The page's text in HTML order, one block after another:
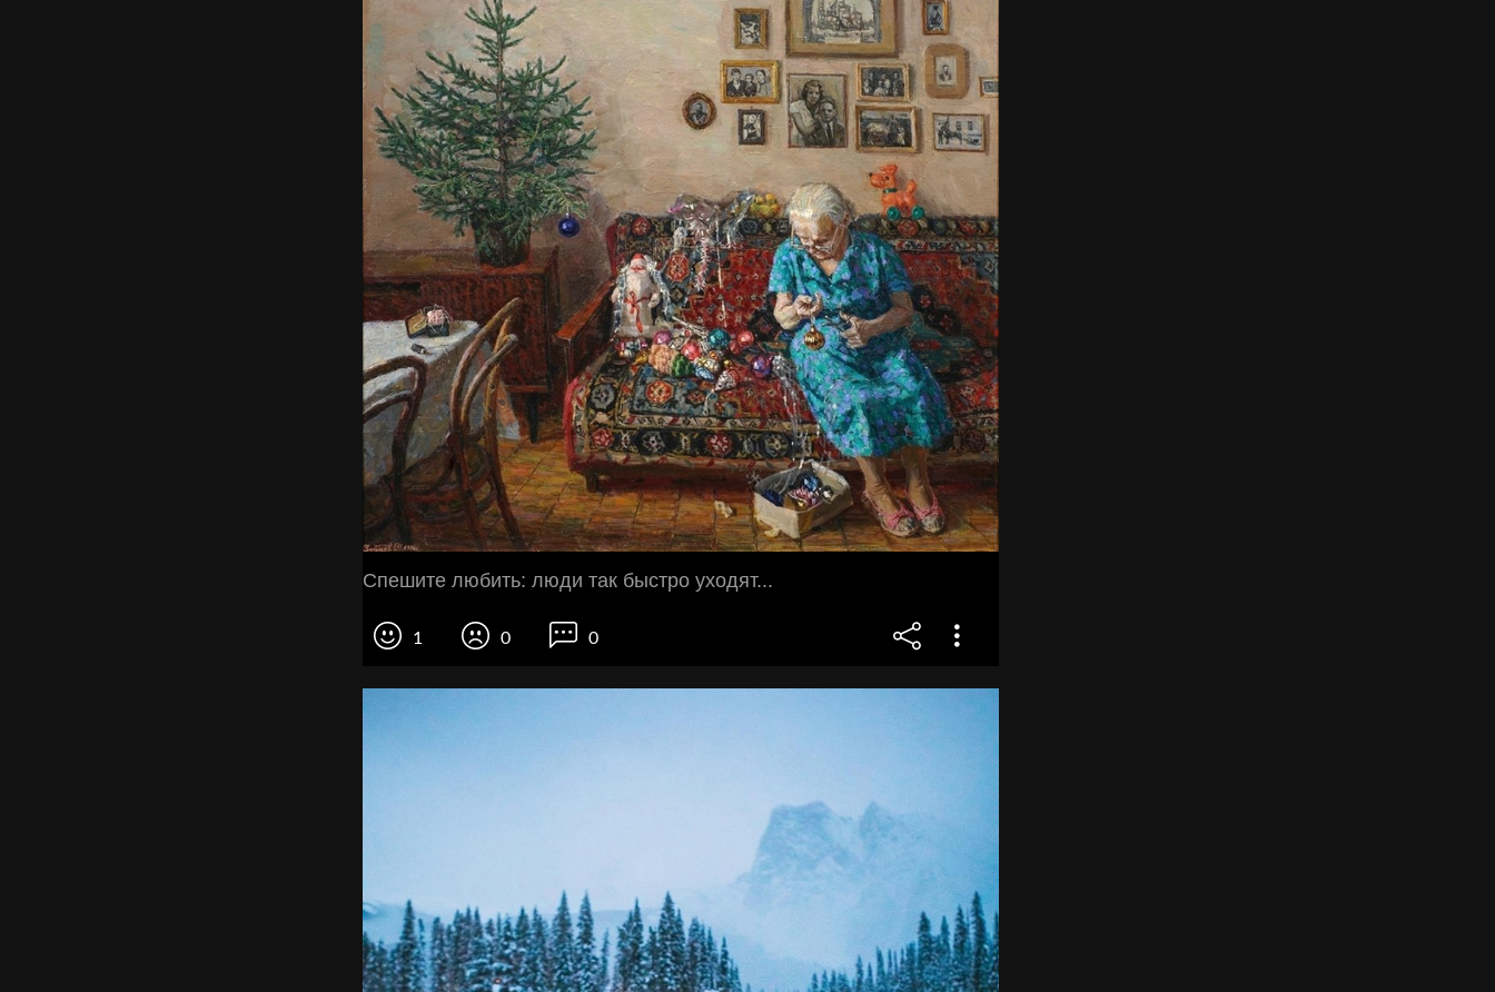
Спешите любить: люди так быстро уходят...
1 0 0